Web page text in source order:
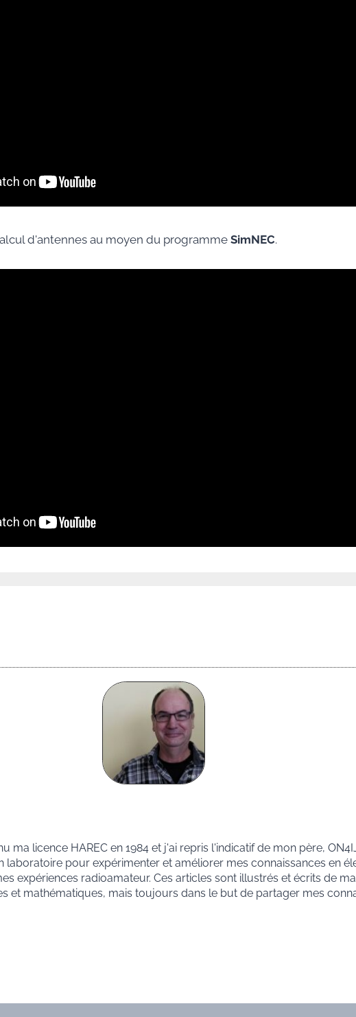
d'antennes au moyen du programme SimNEC.
ma licence HAREC en 1984 et j'ai repris l'indicatif de mon père,
pour expérimenter et améliorer mes connaissances en
expériences radioamateur. Ces articles sont illustrés et écrits de
et mathématiques, mais toujours dans le but de partager mes